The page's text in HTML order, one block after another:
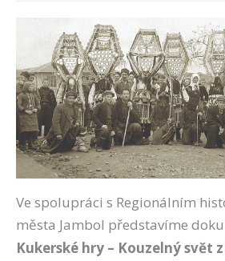
Navigace
pro
akce
Ve spolupráci s Regionálním
města Jambol představíme
Kukerské hry – Kouzelný svět